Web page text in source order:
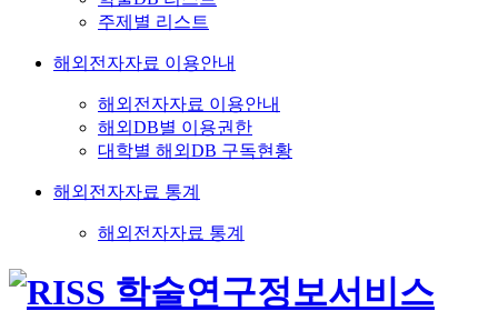
주제별 리스트
해외전자자료 이용안내
해외전자자료 이용안내
해외DB별 이용권한
대학별 해외DB 구독현황
해외전자자료 통계
해외전자자료 통계